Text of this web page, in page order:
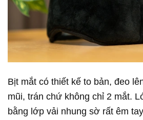
Bịt mắt có thiết kế to bản, đeo
mũi, trán chứ không chỉ 2 mắt.
bằng lớp vải nhung sờ rất êm